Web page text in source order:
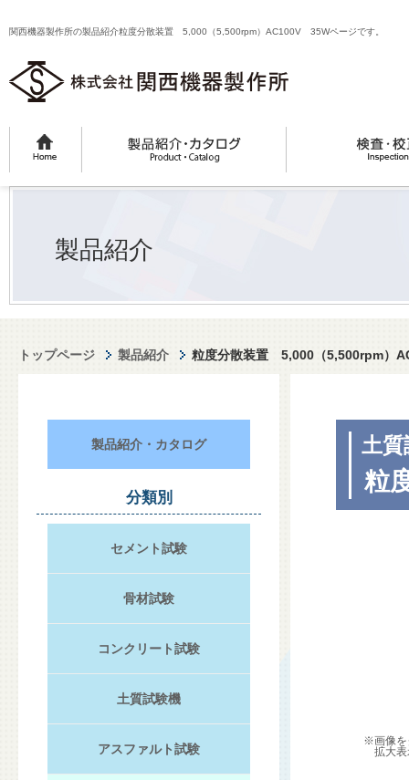
関西機器製作所の製品紹介粒度分散装置 5,000（5,500rpm）AC100V 35Wページです。
製品紹介
トップページ 製品紹介 粒度分散装置 5,000（5,500rpm）
土質
粒
※画像を
拡大表
製品紹介・カタログ
分類別
セメント試験
骨材試験
コンクリート試験
土質試験機
アスファルト試験